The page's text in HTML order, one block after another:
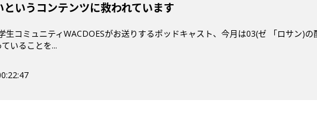
いうコンテンツに救われています
生コミュニティWACDOESがお送りするポッドキャスト、今月は03(ゼ 「ロサン)
いることを...